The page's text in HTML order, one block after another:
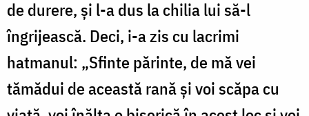
de durere, şi l-a dus la chilia lui să-l
îngrijească. Deci, i-a zis cu lacrimi
hatmanul: „Sfinte părinte, de mă vei
tămădui de această rană şi voi scăpa cu